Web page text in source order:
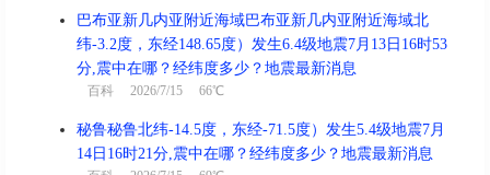
巴布亚新几内亚附近海域巴布亚新几内亚附近海域北
纬-3.2度，东经148.65度）发生6.4级地震7月13日16时53
分,震中在哪？经纬度多少？地震最新消息
百科 2026/7/15 66℃
秘鲁秘鲁北纬-14.5度，东经-71.5度）发生5.4级地震7月
14日16时21分,震中在哪？经纬度多少？地震最新消息